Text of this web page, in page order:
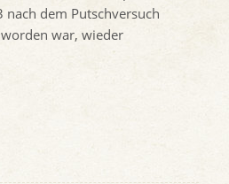
nach dem Putschversuch
war, wieder